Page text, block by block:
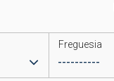
Freguesia